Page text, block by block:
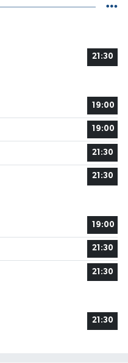
21:30
19:00
19:00
21:30
21:30
19:00
21:30
21:30
21:30